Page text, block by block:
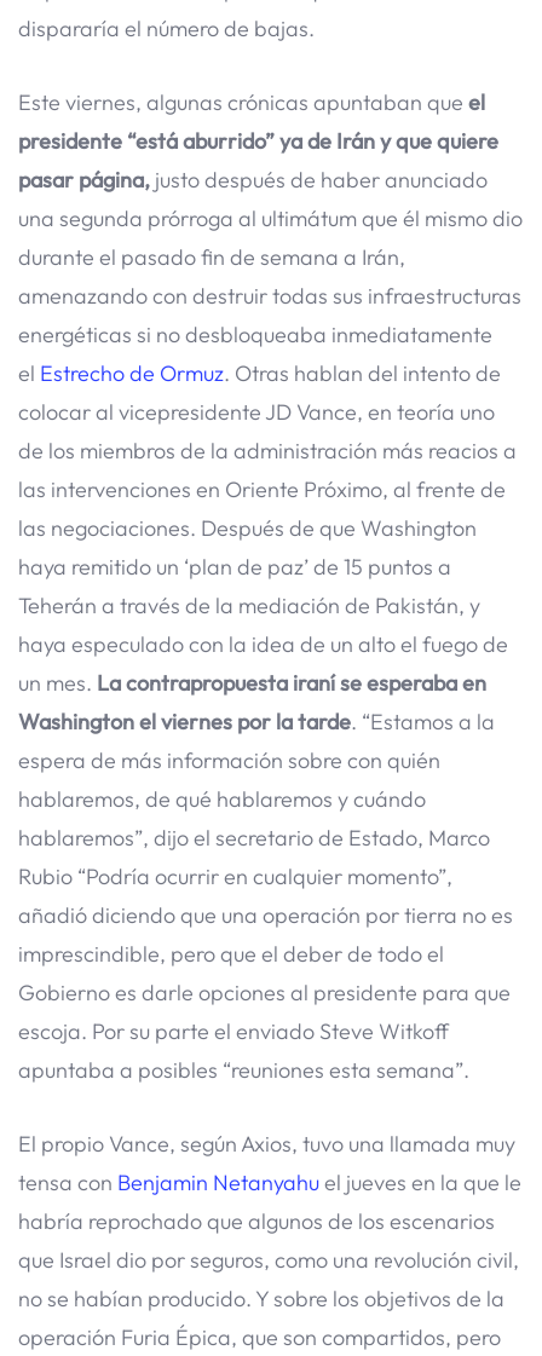
dispararía el número de bajas.
Este viernes, algunas crónicas apuntaban que el
presidente “está aburrido” ya de Irán y que quiere
pasar página, justo después de haber anunciado
una segunda prórroga al ultimátum que él mismo dio
durante el pasado fin de semana a Irán,
amenazando con destruir todas sus infraestructuras
energéticas si no desbloqueaba inmediatamente
el Estrecho de Ormuz. Otras hablan del intento de
colocar al vicepresidente JD Vance, en teoría uno
de los miembros de la administración más reacios a
las intervenciones en Oriente Próximo, al frente de
las negociaciones. Después de que Washington
haya remitido un ‘plan de paz’ de 15 puntos a
Teherán a través de la mediación de Pakistán, y
haya especulado con la idea de un alto el fuego de
un mes. La contrapropuesta iraní se esperaba en
Washington el viernes por la tarde. “Estamos a la
espera de más información sobre con quién
hablaremos, de qué hablaremos y cuándo
hablaremos”, dijo el secretario de Estado, Marco
Rubio “Podría ocurrir en cualquier momento”,
añadió diciendo que una operación por tierra no es
imprescindible, pero que el deber de todo el
Gobierno es darle opciones al presidente para que
escoja. Por su parte el enviado Steve Witkoff
apuntaba a posibles “reuniones esta semana”.
El propio Vance, según Axios, tuvo una llamada muy
tensa con Benjamin Netanyahuel jueves en la que le
habría reprochado que algunos de los escenarios
que Israel dio por seguros, como una revolución civil,
no se habían producido. Y sobre los objetivos de la
operación Furia Épica, que son compartidos, pero